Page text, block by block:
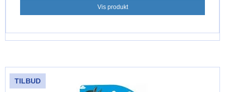
Vis produkt
TILBUD